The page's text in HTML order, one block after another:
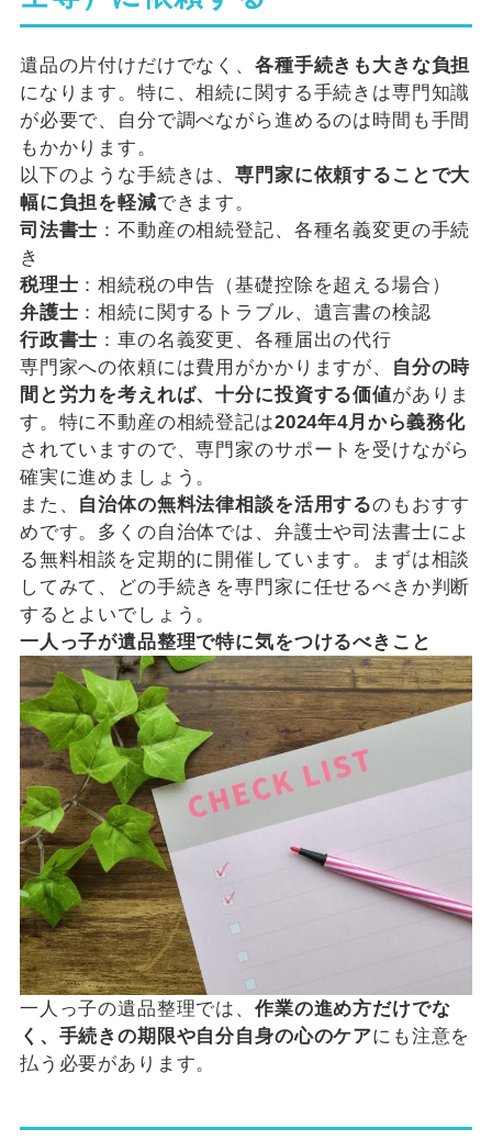
遺品の片付けだけでなく、 各種手続きも大きな負担
になります。特に、相続に関する手続きは専門知識
が必要で、自分で調べながら進めるのは時間も手間
もかかります。
以下のような手続きは、専門家に依頼することで大
幅に負担を軽減できます。
司法書士 ：不動産の相続登記、各種名義変更の手続
き
税理士 ：相続税の申告（基礎控除を超える場合）
弁護士 ：相続に関するトラブル、遺言書の検認
行政書士 ：車の名義変更、各種届出の代行
専門家への依頼には費用がかかりますが、
自分の時
間と労力を考えれば、十分に投資する価値がありま
す。特に不動産の相続登記は2024年4月から義務化
されていますので、専門家のサポートを受けながら
確実に進めましょう。
また、 自治体の無料法律相談を活用するのもおすす
めです。多くの自治体では、弁護士や司法書士によ
る無料相談を定期的に開催しています。まずは相談
してみて、どの手続きを専門家に任せるべきか判断
するとよいでしょう。
一人っ子が遺品整理で特に気をつけるべきこと
一人っ子の遺品整理では、 作業の進め方だけでな
く、手続きの期限や自分自身の心のケアにも注意を
払う必要があります。